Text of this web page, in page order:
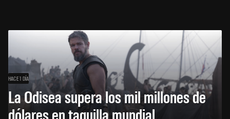
HACE 1 DÍA
La Odisea supera los mil millones de
dólares en taquilla mundial